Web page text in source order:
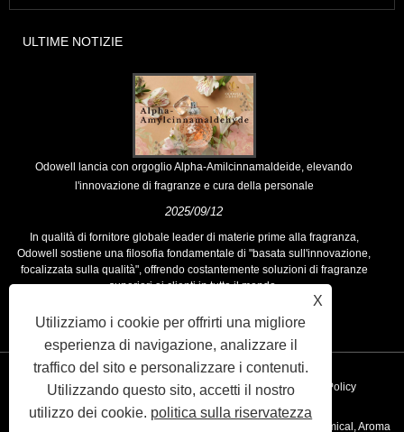
ULTIME NOTIZIE
Odowell lancia con orgoglio Alpha-Amilcinnamaldeide, elevando
l'innovazione di fragranze e cura della personale
2025/09/12
In qualità di fornitore globale leader di materie prime alla fragranza,
Odowell sostiene una filosofia fondamentale di "basata sull'innovazione,
focalizzata sulla qualità", offrendo costantemente soluzioni di fragranze
superiori ai clienti in tutto il mondo.
Collegamenti Sitemap RSS XML Privacy Policy
Copyright © 2020 Kunshan Odowell Co., Ltd - China Aroma Chemical, Aroma
X
Utilizziamo i cookie per offrirti una migliore
esperienza di navigazione, analizzare il
traffico del sito e personalizzare i contenuti.
Utilizzando questo sito, accetti il ​​nostro
utilizzo dei cookie. politica sulla riservatezza